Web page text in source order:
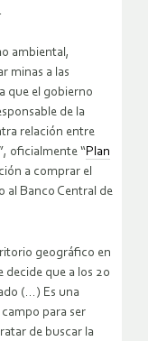
ambiental,
minas a las
que el gobierno
de la
relación entre
oficialmente “Plan
a comprar el
al Banco Central de
geográfico en
decide que a los 20
(…) Es una
para ser
de buscar la